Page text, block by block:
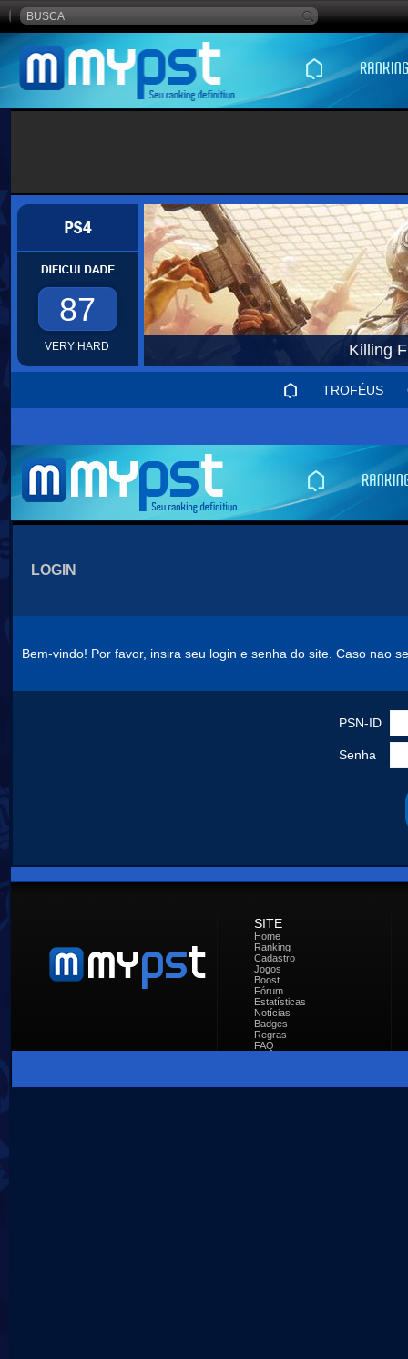
87
VERY HARD Killing
TROFÉUS
LOGIN
Bem-vindo! Por favor, insira seu login e senha do site. Caso nao
PSN-ID
Senha
SITE
Home
Ranking
Cadastro
Jogos
Boost
Fórum
Estatísticas
Notícias
Badges
Regras
FAQ